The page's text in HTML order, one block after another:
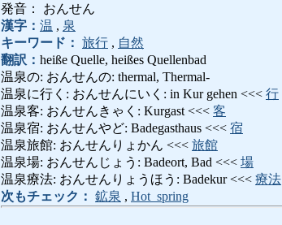
発音： おんせん
漢字： 温 , 泉
キーワード： 旅行 , 自然
翻訳： heiße Quelle, heißes Quellenbad
温泉の: おんせんの: thermal, Thermal-
温泉に行く: おんせんにいく: in Kur gehen <<< 行
温泉客: おんせんきゃく: Kurgast <<< 客
温泉宿: おんせんやど: Badegasthaus <<< 宿
温泉旅館: おんせんりょかん <<< 旅館
温泉場: おんせんじょう: Badeort, Bad <<< 場
温泉療法: おんせんりょうほう: Badekur <<< 療法
次もチェック： 鉱泉 , Hot_spring